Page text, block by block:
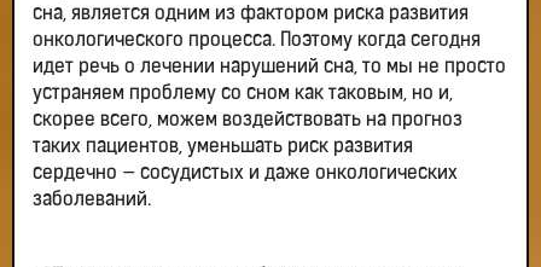
сна, является одним из фактором риска развития
онкологического процесса. Поэтому когда сегодня
идет речь о лечении нарушений сна, то мы не просто
устраняем проблему со сном как таковым, но и,
скорее всего, можем воздействовать на прогноз
таких пациентов, уменьшать риск развития
сердечно — сосудистых и даже онкологических
заболеваний.